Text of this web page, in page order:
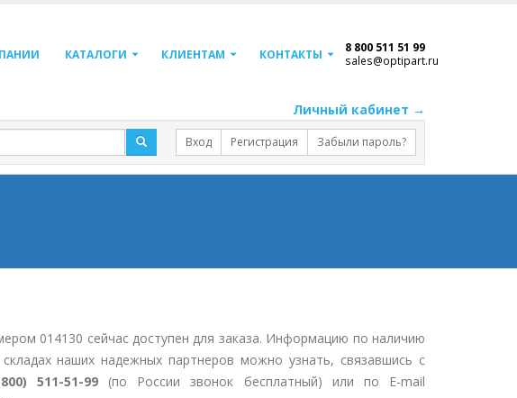
КАТАЛОГИ КЛИЕНТАМ КОНТАКТЫ 8 800 511 51 99
sales@optipart.ru
Личный кабинет →
Вход Регистрация Забыли пароль?
014130 сейчас доступен для заказа. Информацию по наличию
наших надежных партнеров можно узнать, связавшись с
511-51-99(по России звонок бесплатный) или по E-mail